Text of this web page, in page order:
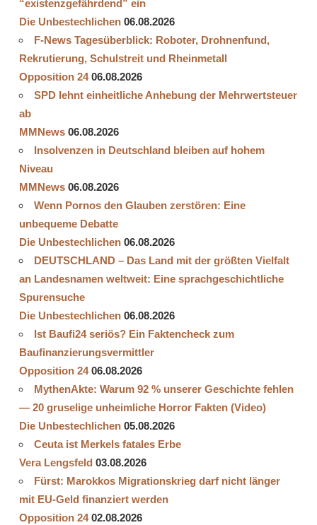
“existenzgefährdend” ein
Die Unbestechlichen 06.08.2026
F-News Tagesüberblick: Roboter, Drohnenfund,
Rekrutierung, Schulstreit und Rheinmetall
Opposition 24 06.08.2026
SPD lehnt einheitliche Anhebung der Mehrwertsteuer
ab
MMNews 06.08.2026
Insolvenzen in Deutschland bleiben auf hohem
Niveau
MMNews 06.08.2026
Wenn Pornos den Glauben zerstören: Eine
unbequeme Debatte
Die Unbestechlichen 06.08.2026
DEUTSCHLAND – Das Land mit der größten Vielfalt
an Landesnamen weltweit: Eine sprachgeschichtliche
Spurensuche
Die Unbestechlichen 06.08.2026
Ist Baufi24 seriös? Ein Faktencheck zum
Baufinanzierungsvermittler
Opposition 24 06.08.2026
MythenAkte: Warum 92 % unserer Geschichte fehlen
— 20 gruselige unheimliche Horror Fakten (Video)
Die Unbestechlichen 05.08.2026
Ceuta ist Merkels fatales Erbe
Vera Lengsfeld 03.08.2026
Fürst: Marokkos Migrationskrieg darf nicht länger
mit EU-Geld finanziert werden
Opposition 24 02.08.2026